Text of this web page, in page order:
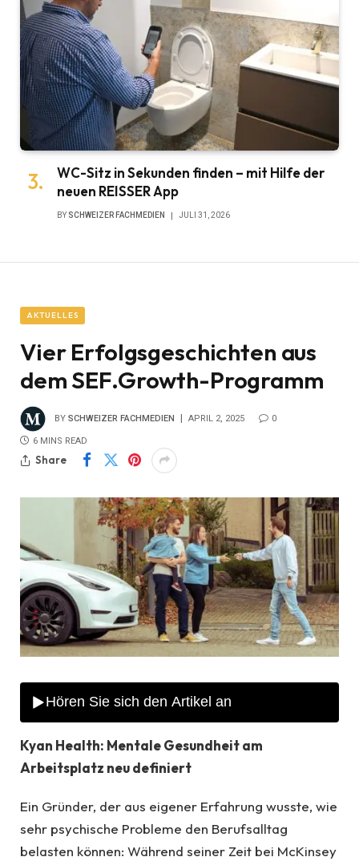
WC-Sitz in Sekunden finden – mit Hilfe der
neuen REISSER App
BY SCHWEIZER FACHMEDIEN JULI 31, 2026
AKTUELLES
Vier Erfolgsgeschichten aus
dem SEF.Growth-Programm
BY SCHWEIZER FACHMEDIEN APRIL 2, 2025 0
6 MINS READ
Share
Kyan Health: Mentale Gesundheit am
Arbeitsplatz neu definiert
Ein Gründer, der aus eigener Erfahrung wusste, wie
sehr psychische Probleme den Berufsalltag
belasten können: Während seiner Zeit bei McKinsey